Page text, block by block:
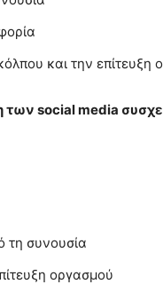
και την επίτευξη
των social media
τη συνουσία
οργασμού